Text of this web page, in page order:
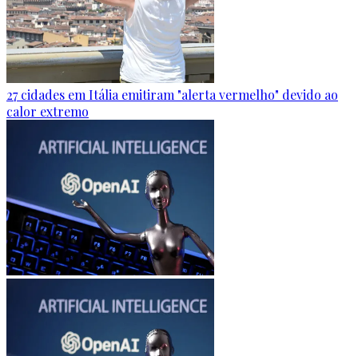
27 cidades em Itália emitiram "alerta vermelho" devido ao
calor extremo